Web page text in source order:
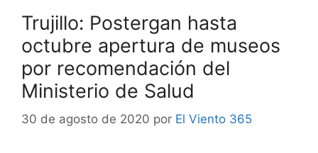
Trujillo: Postergan hasta
octubre apertura de museos
por recomendación del
Ministerio de Salud
30 de agosto de 2020 por El Viento 365